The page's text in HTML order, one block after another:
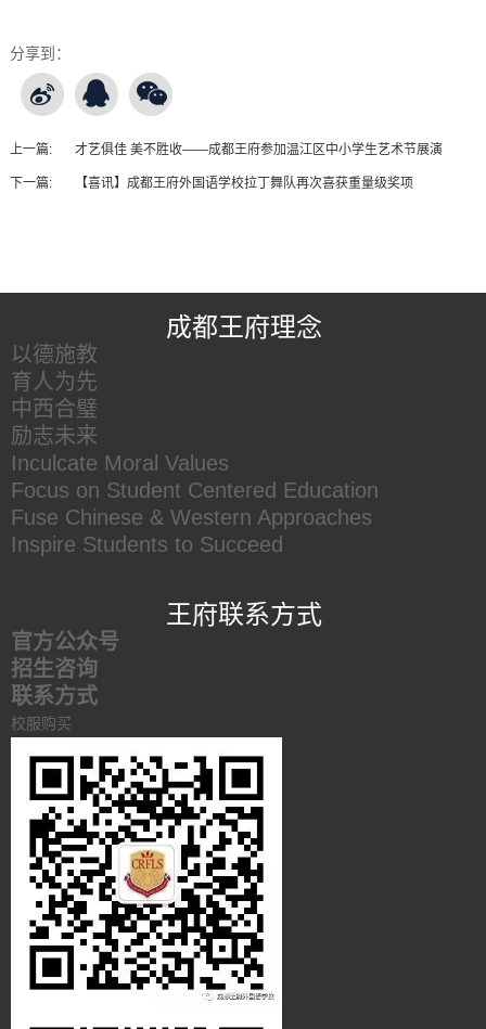
分享到：
上一篇: 才艺俱佳 美不胜收——成都王府参加温江区中小学生艺术节展演
下一篇: 【喜讯】成都王府外国语学校拉丁舞队再次喜获重量级奖项
成都王府理念
以德施教
育人为先
中西合璧
励志未来
Inculcate Moral Values
Focus on Student Centered Education
Fuse Chinese & Western Approaches
Inspire Students to Succeed
王府联系方式
官方公众号
招生咨询
联系方式
校服购买